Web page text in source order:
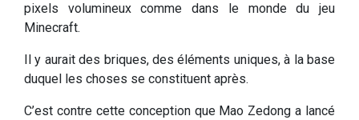
pixels volumineux comme dans le monde du jeu
Minecraft.
Il y aurait des briques, des éléments uniques, à la base
duquel les choses se constituent après.
C’est contre cette conception que Mao Zedong a lancé